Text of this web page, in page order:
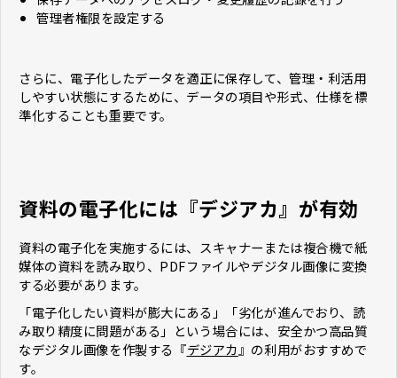
管理者権限を設定する
さらに、電子化したデータを適正に保存して、管理・利活用
しやすい状態にするために、データの項目や形式、仕様を標
準化することも重要です。
資料の電子化には『デジアカ』が有効
資料の電子化を実施するには、スキャナーまたは複合機で紙
媒体の資料を読み取り、PDFファイルやデジタル画像に変換
する必要があります。
「電子化したい資料が膨大にある」「劣化が進んでおり、読
み取り精度に問題がある」という場合には、安全かつ高品質
なデジタル画像を作製する『デジアカ 』の利用がおすすめで
す。